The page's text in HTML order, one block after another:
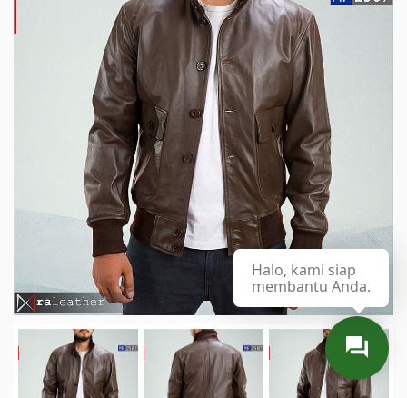
Halo, kami siap
membantu Anda.